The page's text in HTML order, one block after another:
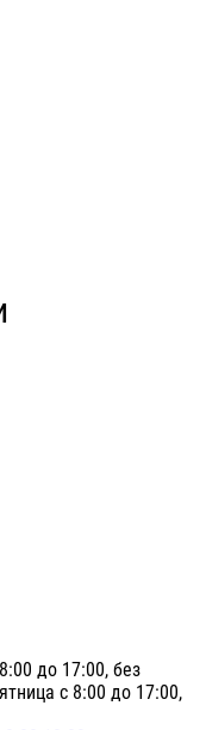
до 17:00, без
с 8:00 до 17:00,